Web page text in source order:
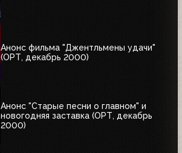
Анонс фильма "Джентльмены удачи"
(ОРТ, декабрь 2000)
Анонс "Старые песни о главном" и
новогодняя заставка (ОРТ, декабрь
2000)